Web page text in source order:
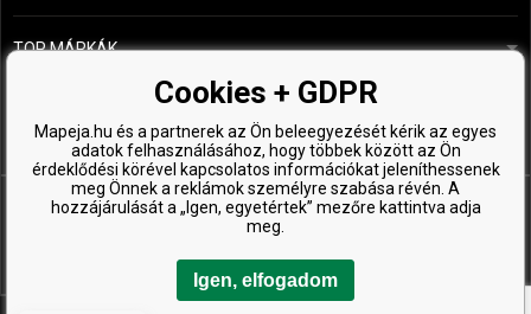
TOP MÁRKÁK
Kérastase
O&M
Paul Mitchell
Wella Professionals
Zenz Organic
Cookies + GDPR
Mapeja.hu és a partnerek az Ön beleegyezését kérik az egyes
adatok felhasználásához, hogy többek között az Ön
érdeklődési körével kapcsolatos információkat jeleníthessenek
meg Önnek a reklámok személyre szabása révén. A
hozzájárulását a „Igen, egyetértek” mezőre kattintva adja
meg.
Igen, elfogadom